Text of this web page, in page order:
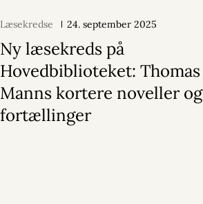
Læsekredse 24. september 2025
Ny læsekreds på
Hovedbiblioteket: Thomas
Manns kortere noveller og
fortællinger